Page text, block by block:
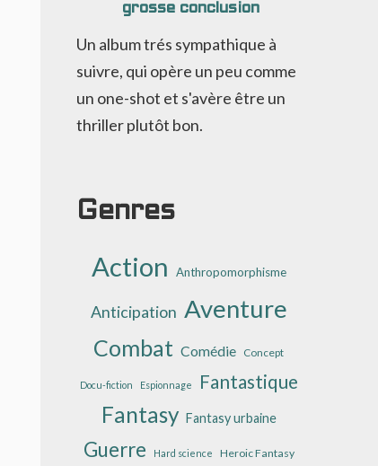
grosse conclusion
Un album trés sympathique à
suivre, qui opère un peu comme
un one-shot et s'avère être un
thriller plutôt bon.
Genres
Action Anthropomorphisme
Anticipation Aventure
Combat Comédie Concept
Docu-fiction Espionnage Fantastique
Fantasy Fantasy urbaine
Guerre Hard science Heroic Fantasy